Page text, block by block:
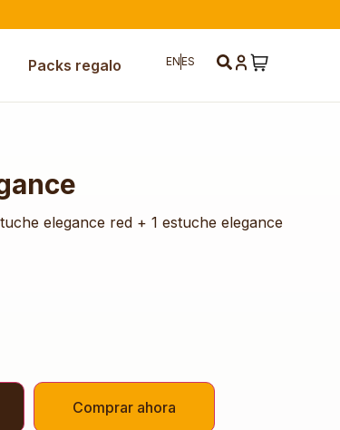
Packs regalo ENES
elegance red + 1 estuche elegance
Comprar ahora